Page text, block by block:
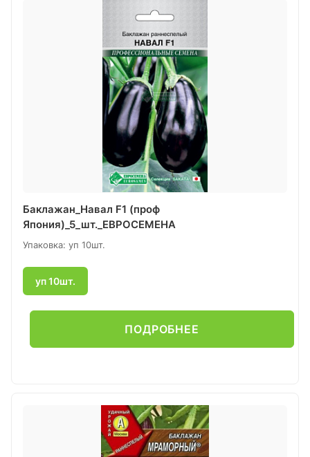
Баклажан_Навал F1 (проф
Япония)_5_шт._ЕВРОСЕМЕНА
Упаковка: уп 10шт.
уп 10шт.
ПОДРОБНЕЕ